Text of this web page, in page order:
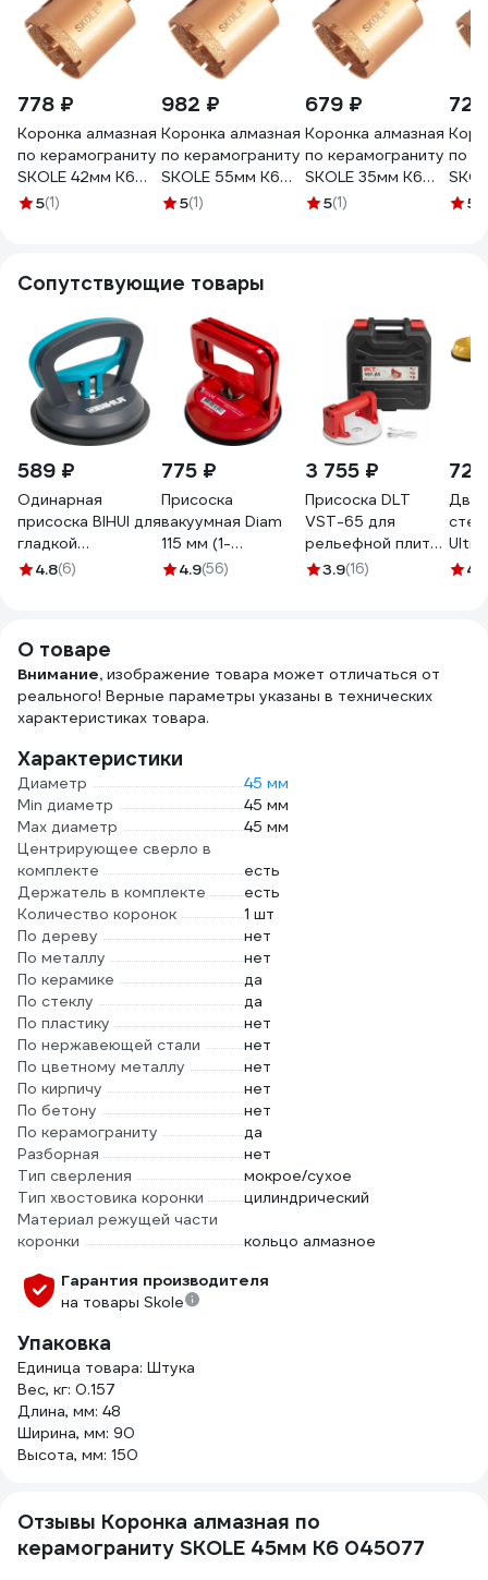
778 ₽
Коронка алмазная
по керамограниту
SKOLE 42мм K6
042077
5(1)
982 ₽
Коронка алмазная
по керамограниту
SKOLE 55мм K6
055077
5(1)
679 ₽
Коронка алмазная
по керамограниту
SKOLE 35мм K6
035077
5(1)
по
5
Сопутствующие товары
589 ₽
Одинарная
присоска BIHUI для
гладкой
поверхности
4.8(6)
775 ₽
Присоска
вакуумная Diam
115 мм (1-
чашечная) 600114
4.9(56)
3 755 ₽
Присоска DLT
VST-65 для
рельефной плитки
с АВТО
3.9(16) 4.7
О товаре
Внимание, изображение товара может отличаться от
реального! Верные параметры указаны в технических
характеристиках товара.
Характеристики
Диаметр
45 мм
Min диаметр
45 мм
Max диаметр
45 мм
Центрирующее сверло в
комплекте
есть
Держатель в комплекте
есть
Количество коронок
1 шт
По дереву
нет
По металлу
нет
По керамике
да
По стеклу
да
По пластику
нет
По нержавеющей стали
нет
По цветному металлу
нет
По кирпичу
нет
По бетону
нет
По керамограниту
да
Разборная
нет
Тип сверления
мокрое/сухое
Тип хвостовика коронки
цилиндрический
Материал режущей части
коронки
кольцо алмазное
Гарантия производителя
на товары Skole
Упаковка
Единица товара: Штука
Вес, кг: 0.157
Длина, мм: 48
Ширина, мм: 90
Высота, мм: 150
Отзывы Коронка алмазная по
керамограниту SKOLE 45мм K6 045077